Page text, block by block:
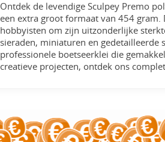
Ontdek de levendige Sculpey Premo
een extra groot formaat van 454
hobbyisten om zijn uitzonderlijke
sieraden, miniaturen en
professionele boetseerklei die
creatieve projecten, ontdek ons